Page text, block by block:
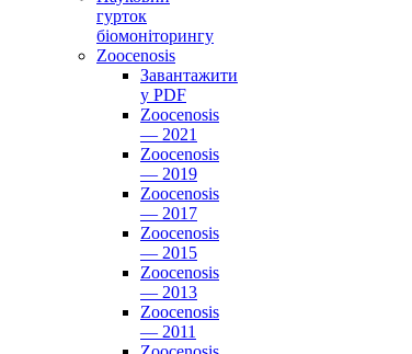
гурток
біомоніторингу
Zoocenosis
Завантажити
у PDF
Zoocenosis
— 2021
Zoocenosis
— 2019
Zoocenosis
— 2017
Zoocenosis
— 2015
Zoocenosis
— 2013
Zoocenosis
— 2011